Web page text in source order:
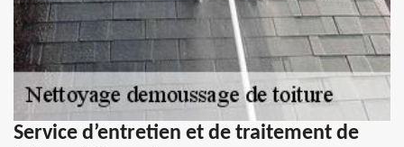
Service d’entretien et de traitement de